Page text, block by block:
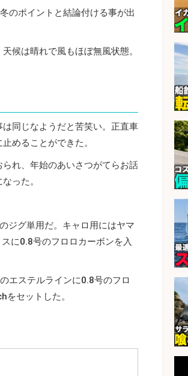
のポイントと結論付ける事が出
候は晴れで風もほぼ無風状態。
同じなようだと苦笑い。正直車
めることができた。
れ、年始のあいさつがてらお話
った。
ジグ単用だ。キャロ用にはヤマ
に0.8号のフロロカーボンを入
エステルラインに0.8号のフロ
セットした。